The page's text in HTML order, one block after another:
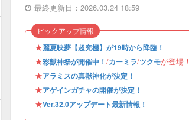
最終更新日：2026.03.24 18:59
★麗夏映夢【超究極】が19時から降臨！
★彩獣神祭が開催中！ /カーミラ/ツクモが登場！
★アラミスの真獣神化が決定！
★アゲインガチャの開催が決定！
★Ver.32.0アップデート最新情報！
ピックアップ情報